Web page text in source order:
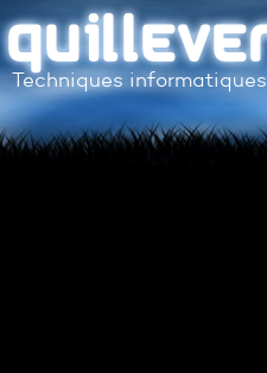
Techniques informatiques